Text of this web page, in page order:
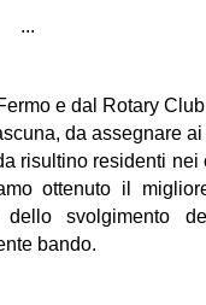
...
e dal Rotary
da assegnare
risultino residenti
ottenuto il
svolgimento
bando.